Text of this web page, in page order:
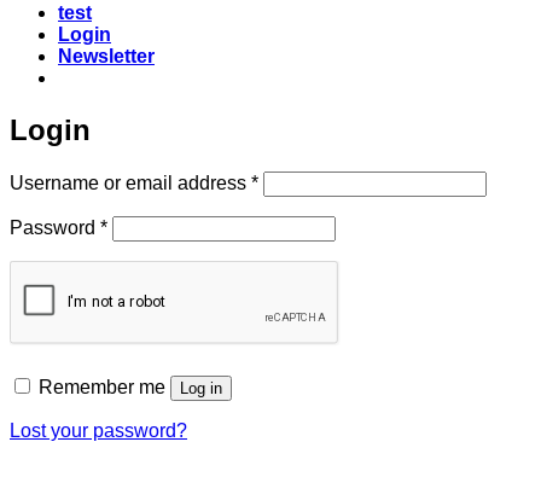
test
Login
Newsletter
Login
Username or email address *Required
Password *Required
Remember me Log in
Lost your password?